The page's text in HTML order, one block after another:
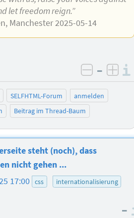
let freedom reign.”
Manchester 2025-05-14
negativ
–
SELFHTML-Forum
anmelden
Beitrag im Thread-Baum
steht (noch), dass
nicht gehen ...
17:00 css
internationalisierung
–